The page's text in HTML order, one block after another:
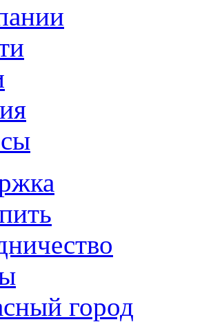
город